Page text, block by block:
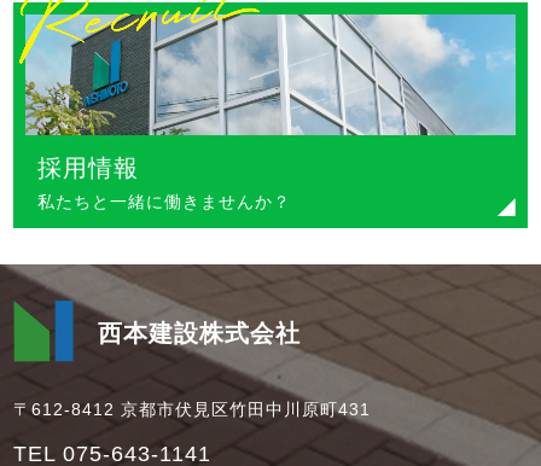
採用情報
私たちと一緒に働きませんか？
西本建設株式会社
〒612-8412 京都市伏見区竹田中川原町431
TEL 075-643-1141